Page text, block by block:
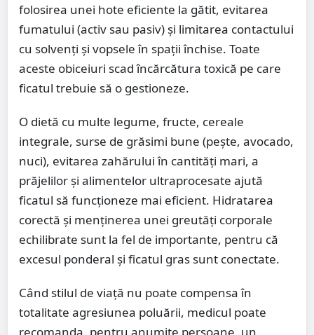
folosirea unei hote eficiente la gătit, evitarea
fumatului (activ sau pasiv) și limitarea contactului
cu solvenți și vopsele în spații închise. Toate
aceste obiceiuri scad încărcătura toxică pe care
ficatul trebuie să o gestioneze.
O dietă cu multe legume, fructe, cereale
integrale, surse de grăsimi bune (pește, avocado,
nuci), evitarea zahărului în cantități mari, a
prăjelilor și alimentelor ultraprocesate ajută
ficatul să funcționeze mai eficient. Hidratarea
corectă și menținerea unei greutăți corporale
echilibrate sunt la fel de importante, pentru că
excesul ponderal și ficatul gras sunt conectate.
Când stilul de viață nu poate compensa în
totalitate agresiunea poluării, medicul poate
recomanda, pentru anumite persoane, un